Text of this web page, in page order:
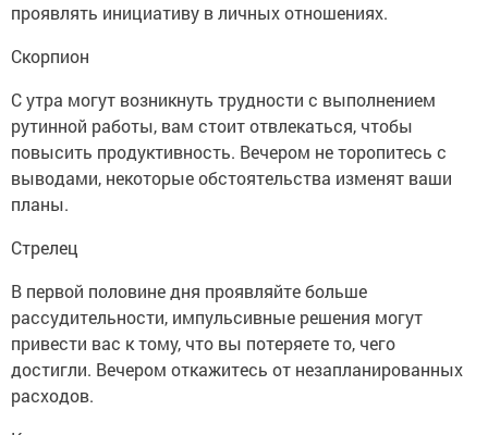
проявлять инициативу в личных отношениях.
Скорпион
С утра могут возникнуть трудности с выполнением
рутинной работы, вам стоит отвлекаться, чтобы
повысить продуктивность. Вечером не торопитесь с
выводами, некоторые обстоятельства изменят ваши
планы.
Стрелец
В первой половине дня проявляйте больше
рассудительности, импульсивные решения могут
привести вас к тому, что вы потеряете то, чего
достигли. Вечером откажитесь от незапланированных
расходов.